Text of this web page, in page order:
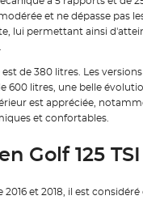
et ne dépasse pas
lui permettant ainsi
est de 380 litres. Les
600 litres, une belle
est appréciée,
et confortables.
Golf 125
2016 et 2018, il est